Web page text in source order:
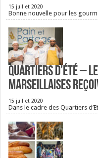
15 juillet 2020
Bonne nouvelle pour les
Quartiers d’été –
Marseillaises
15 juillet 2020
Dans le cadre des Quartiers